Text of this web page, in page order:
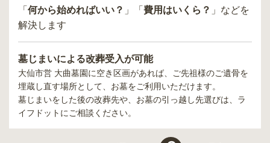
「 何から始めればいい？ 」「 費用はいくら？ 」などを
解決します
墓じまいによる改葬受入が可能
大仙市営 大曲墓園に空き区画があれば、ご先祖様のご遺骨を
埋蔵し直す場所として、お墓をご利用いただけます。
墓じまいをした後の改葬先や、お墓の引っ越し先選びは、ラ
イフドットにご相談ください。